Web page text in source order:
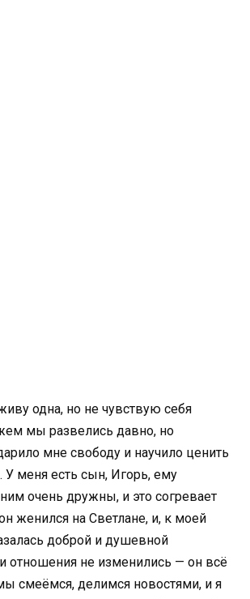
одна, но не чувствую себя
мы развелись давно, но
мне свободу и научило ценить
меня есть сын, Игорь, ему
очень дружны, и это согревает
женился на Светлане, и, к моей
доброй и душевной
отношения не изменились — он всё
смеёмся, делимся новостями, и я